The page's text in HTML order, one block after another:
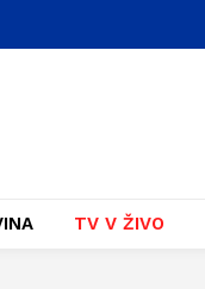
TV V ŽIVO